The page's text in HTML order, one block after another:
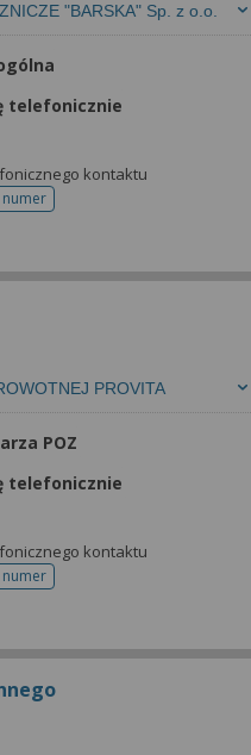
"BARSKA" Sp. z o.o.
telefonicznie
kontaktu
do rejestracji
PROVITA
POZ
telefonicznie
kontaktu
do rejestracji